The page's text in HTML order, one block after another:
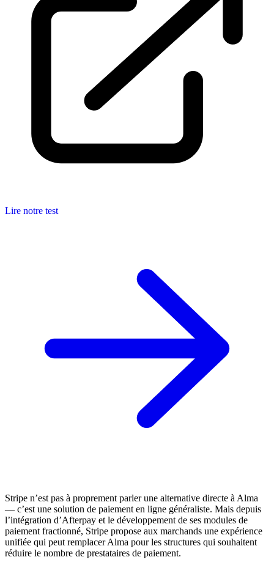
Lire notre test
Stripe n’est pas à proprement parler une alternative directe à Alma
— c’est une solution de paiement en ligne généraliste. Mais depuis
l’intégration d’Afterpay et le développement de ses modules de
paiement fractionné, Stripe propose aux marchands une expérience
unifiée qui peut remplacer Alma pour les structures qui souhaitent
réduire le nombre de prestataires de paiement.